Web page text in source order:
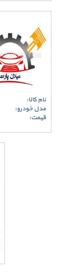
نام کالا:
مدل خودرو:
قیمت: